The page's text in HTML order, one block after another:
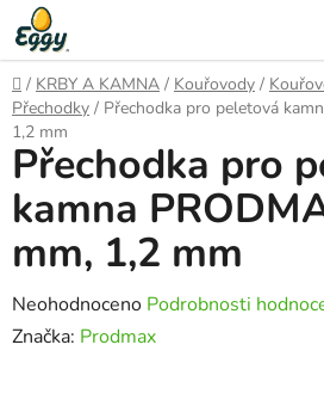
Přejít
na
obsah
Domů
/ KRBY A KAMNA / Kouřovody /
Přechodky / Přechodka pro peletová
1,2 mm
Přechodka pro
kamna
mm, 1,2 mm
Průměrné
hodnocení
Neohodnoceno Podrobnosti
Značka: Prodmax